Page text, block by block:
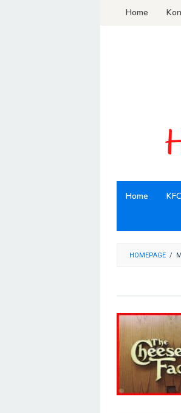
LoncatHome
Home KFC
HOMEPAGE /